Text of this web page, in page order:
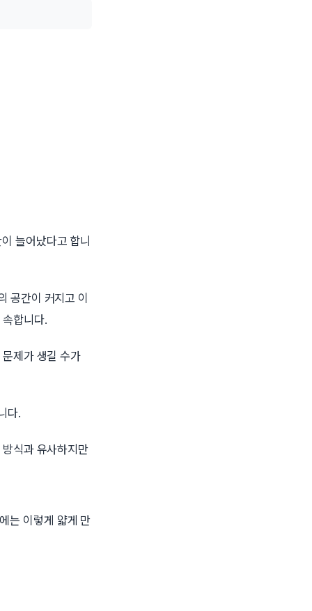
늘어났다고 합니
공간이 커지고 이
합니다.
제가 생길 수가
다.
식과 유사하지만
는 이렇게 얇게 만